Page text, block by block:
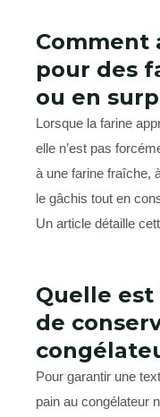
Comment
pour des
ou en
Lorsque la farine
elle n’est pas
à une farine fraîche,
le gâchis tout en
Un article détaille
Quelle
de
Pour garantir une
pain au congélateur